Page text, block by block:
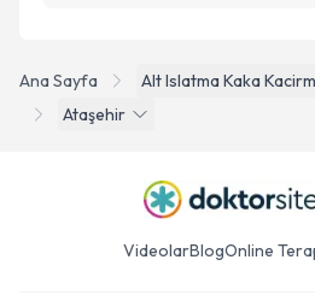
Ana Sayfa Alt Islatma Kaka
Ataşehir
VideolarBlogOnline